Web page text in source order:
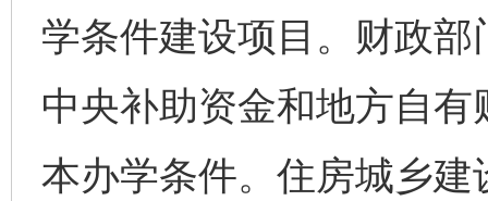
学条件建设项目。财政
中央补助资金和地方自
本办学条件。住房城乡